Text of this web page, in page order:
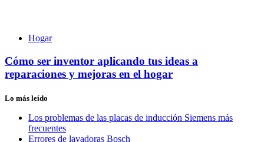
Hogar
Cómo ser inventor aplicando tus ideas a
reparaciones y mejoras en el hogar
Lo más leído
Los problemas de las placas de inducción Siemens más
frecuentes
Errores de lavadoras Bosch